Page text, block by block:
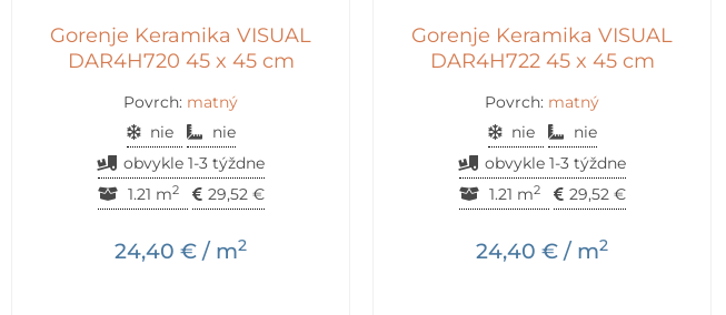
Gorenje Keramika VISUAL
DAR4H720 45 x 45 cm
Povrch: matný
nie
nie
obvykle 1-3 týždne
1.21 m2 29,52 €
24,40 € / m2
Gorenje Keramika VISUAL
DAR4H722 45 x 45 cm
Povrch: matný
nie
nie
obvykle 1-3 týždne
1.21 m2 29,52 €
24,40 € / m2